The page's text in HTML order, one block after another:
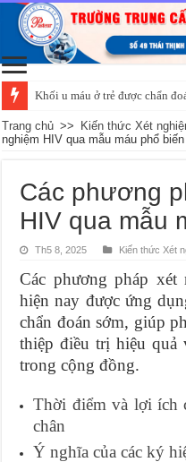
Khối u máu ở trẻ được chẩn
Trang chủ >> Kiến thức Xét
nghiệm HIV qua mẫu máu phổ biến
Các phương
HIV qua mẫu
Th5 8, 2025 Kiến thức Xét
Các phương pháp
hiện nay được ứng
chẩn đoán sớm, giúp
thiệp điều trị hiệu quả
trong cộng đồng.
Thời điểm và lợi ích
chân
Ý nghĩa của các ký